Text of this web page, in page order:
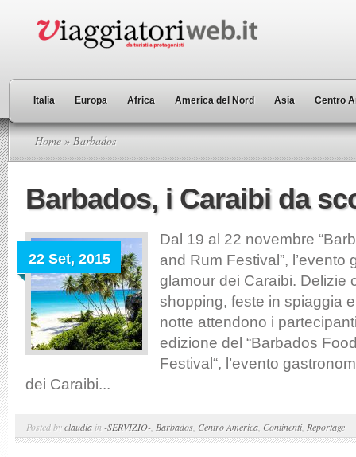
Italia Europa Africa America del Nord Asia Centro
Home » Barbados
Barbados, i Caraibi da
22 Set, 2015
Dal 19 al 22 novembre
and Rum Festival”, l’evento
glamour dei Caraibi. Delizie
shopping, feste in spiaggia
notte attendono i
edizione del “Barbados
Festival“, l’evento
dei Caraibi...
Posted byclaudia in -SERVIZIO- Barbados Centro America Continenti, Reportage